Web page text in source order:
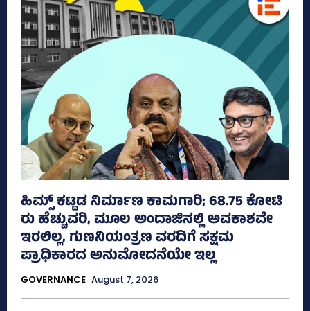
ಹಿಮ್ಸ್‌ ಕಟ್ಟಡ ನಿರ್ಮಾಣ ಕಾಮಗಾರಿ; 68.75 ಕೋಟಿ
ರು ಹೆಚ್ಚುವರಿ, ಮೂಲ ಅಂದಾಜಿನಲ್ಲಿ ಅವಕಾಶವೇ
ಇರಲಿಲ್ಲ, ಗುಣನಿಯಂತ್ರಣ ವರದಿಗೆ ಸಕ್ಷಮ
ಪ್ರಾಧಿಕಾರದ ಅನುಮೋದನೆಯೇ ಇಲ್ಲ
GOVERNANCE August 7, 2026